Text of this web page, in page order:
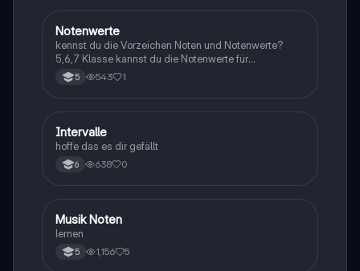
NMusik
Notenwerte
kennst du die Vorzeichen Noten und Notenwerte?
5,6,7 Klasse kannst du die Notenwerte für
unterscheiden und weißt du welche wie viele schläge
haben? wenn ja dann kannst du dich jetzt hier testen
5 543 1
IMusik
Intervalle
hoffe das es dir gefällt
6 638 0
MMusik
Musik Noten
lernen
5 1,156 5